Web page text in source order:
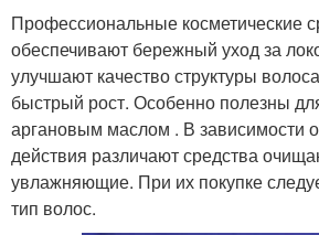
Профессиональные косметические
обеспечивают бережный уход за
улучшают качество структуры
быстрый рост. Особенно полезны
аргановым маслом . В зависимости
действия различают средства
увлажняющие. При их покупке
тип волос.